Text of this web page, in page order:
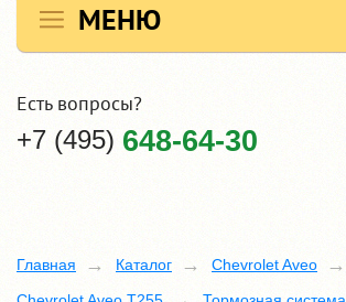
МЕНЮ
Есть вопросы?
+7 (495) 648-64-30
Главная Каталог
Chevrolet Aveo